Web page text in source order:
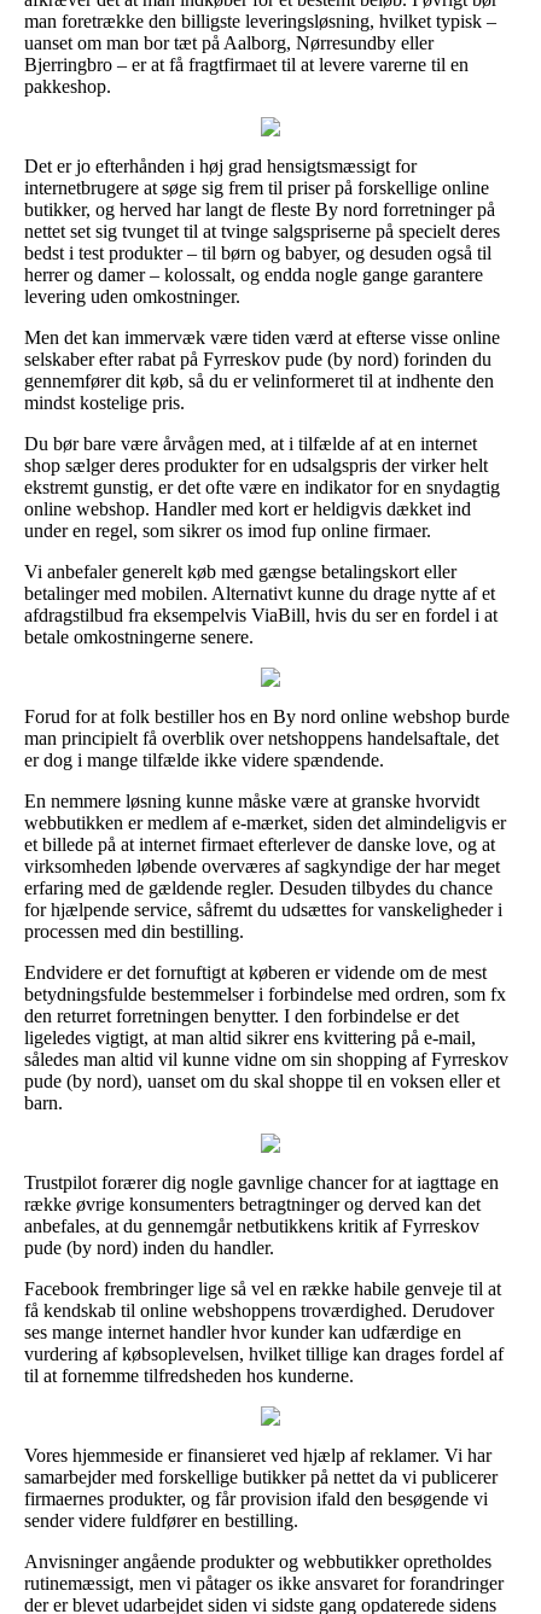
man foretrække den billigste leveringsløsning, hvilket typisk –
uanset om man bor tæt på Aalborg, Nørresundby eller
Bjerringbro – er at få fragtfirmaet til at levere varerne til en
pakkeshop.
Det er jo efterhånden i høj grad hensigtsmæssigt for
internetbrugere at søge sig frem til priser på forskellige online
butikker, og herved har langt de fleste By nord forretninger på
nettet set sig tvunget til at tvinge salgspriserne på specielt deres
bedst i test produkter – til børn og babyer, og desuden også til
herrer og damer – kolossalt, og endda nogle gange garantere
levering uden omkostninger.
Men det kan immervæk være tiden værd at efterse visse online
selskaber efter rabat på Fyrreskov pude (by nord) forinden du
gennemfører dit køb, så du er velinformeret til at indhente den
mindst kostelige pris.
Du bør bare være årvågen med, at i tilfælde af at en internet
shop sælger deres produkter for en udsalgspris der virker helt
ekstremt gunstig, er det ofte være en indikator for en snydagtig
online webshop. Handler med kort er heldigvis dækket ind
under en regel, som sikrer os imod fup online firmaer.
Vi anbefaler generelt køb med gængse betalingskort eller
betalinger med mobilen. Alternativt kunne du drage nytte af et
afdragstilbud fra eksempelvis ViaBill, hvis du ser en fordel i at
betale omkostningerne senere.
Forud for at folk bestiller hos en By nord online webshop burde
man principielt få overblik over netshoppens handelsaftale, det
er dog i mange tilfælde ikke videre spændende.
En nemmere løsning kunne måske være at granske hvorvidt
webbutikken er medlem af e-mærket, siden det almindeligvis er
et billede på at internet firmaet efterlever de danske love, og at
virksomheden løbende overværes af sagkyndige der har meget
erfaring med de gældende regler. Desuden tilbydes du chance
for hjælpende service, såfremt du udsættes for vanskeligheder i
processen med din bestilling.
Endvidere er det fornuftigt at køberen er vidende om de mest
betydningsfulde bestemmelser i forbindelse med ordren, som fx
den returret forretningen benytter. I den forbindelse er det
ligeledes vigtigt, at man altid sikrer ens kvittering på e-mail,
således man altid vil kunne vidne om sin shopping af Fyrreskov
pude (by nord), uanset om du skal shoppe til en voksen eller et
barn.
Trustpilot forærer dig nogle gavnlige chancer for at iagttage en
række øvrige konsumenters betragtninger og derved kan det
anbefales, at du gennemgår netbutikkens kritik af Fyrreskov
pude (by nord) inden du handler.
Facebook frembringer lige så vel en række habile genveje til at
få kendskab til online webshoppens troværdighed. Derudover
ses mange internet handler hvor kunder kan udfærdige en
vurdering af købsoplevelsen, hvilket tillige kan drages fordel af
til at fornemme tilfredsheden hos kunderne.
Vores hjemmeside er finansieret ved hjælp af reklamer. Vi har
samarbejder med forskellige butikker på nettet da vi publicerer
firmaernes produkter, og får provision ifald den besøgende vi
sender videre fuldfører en bestilling.
Anvisninger angående produkter og webbutikker opretholdes
rutinemæssigt, men vi påtager os ikke ansvaret for forandringer
der er blevet udarbejdet siden vi sidste gang opdaterede sidens